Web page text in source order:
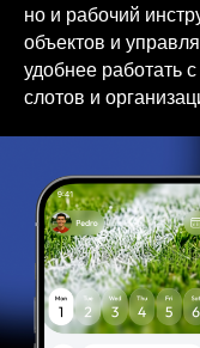
но и рабочий
объектов и
удобнее работать
слотов и